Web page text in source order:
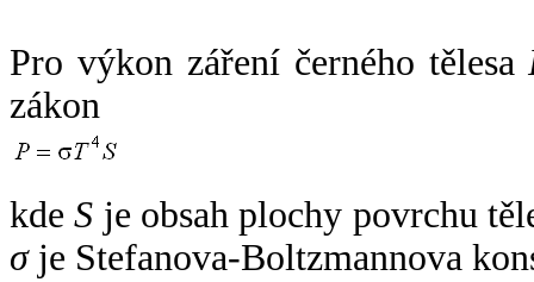
Pro výkon záření černého tělesa
zákon
kdeS je obsah plochy povrchu
σje Stefanova-Boltzmannova